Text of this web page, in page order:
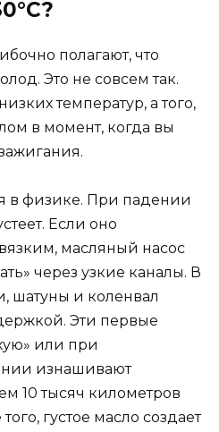
полагают, что
Это не совсем так.
температур, а того,
в момент, когда вы
в физике. При падении
Если оно
масляный насос
через узкие каналы. В
шатуны и коленвал
Эти первые
или при
изнашивают
10 тысяч километров
густое масло создает